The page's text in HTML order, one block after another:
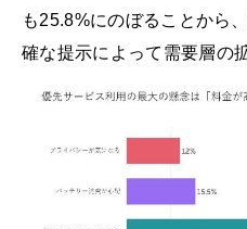
も25.8%にのぼることから
確な提示によって需要層の